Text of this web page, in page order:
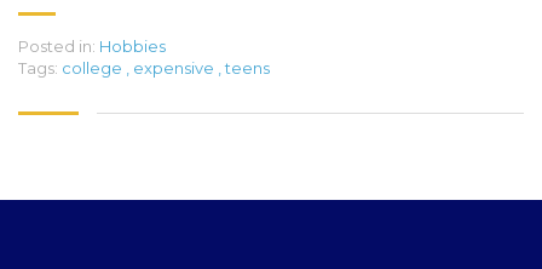
Posted in: Hobbies
Tags: college expensive teens